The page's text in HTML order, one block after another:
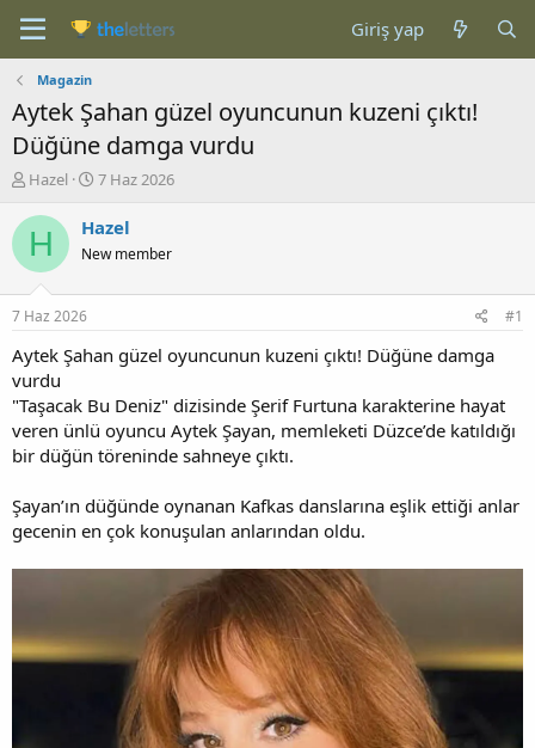
Giriş yap
Magazin
Aytek Şahan güzel oyuncunun kuzeni çıktı!
Düğüne damga vurdu
K
n
b
u
u
b
a
ş
l
a
t
a
Hazel
B
ş
a
ç
r
i
h
7 Haz 2026
H Hazel
New member
7 Haz 2026 #1
Aytek Şahan güzel oyuncunun kuzeni çıktı! Düğüne damga
vurdu
"Taşacak Bu Deniz" dizisinde Şerif Furtuna karakterine hayat
veren ünlü oyuncu Aytek Şayan, memleketi Düzce’de katıldığı
bir düğün töreninde sahneye çıktı.
Şayan’ın düğünde oynanan Kafkas danslarına eşlik ettiği anlar
gecenin en çok konuşulan anlarından oldu.